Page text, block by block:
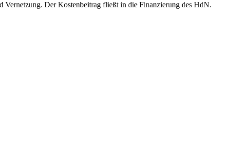
Der Kostenbeitrag fließt in die Finanzierung des HdN.